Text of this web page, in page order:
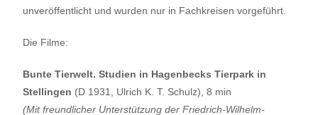
unveröffentlicht und wurden nur in Fachkreisen vorgeführt.
Die Filme:
Bunte Tierwelt. Studien in Hagenbecks Tierpark in
Stellingen (D 1931, Ulrich K. T. Schulz), 8 min
(Mit freundlicher Unterstützung der Friedrich-Wilhelm-